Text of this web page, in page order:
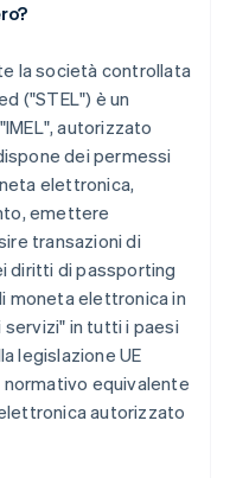
la società controllata
("STEL") è un
autorizzato
dei permessi
elettronica,
emettere
transazioni di
diritti di passporting
moneta elettronica in
in tutti i paesi
legislazione UE
normativo equivalente
autorizzato